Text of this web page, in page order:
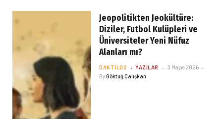
Jeopolitikten Jeokültüre:
Diziler, Futbol Kulüpleri ve
Üniversiteler Yeni Nüfuz
Alanları mı?
DAKTILO2 YAZILAR
3 Mayıs 2026
ByGöktuğ Çalışkan